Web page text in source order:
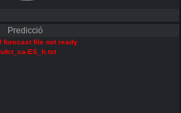
Predicció
forecast file not ready
ES_h.txt